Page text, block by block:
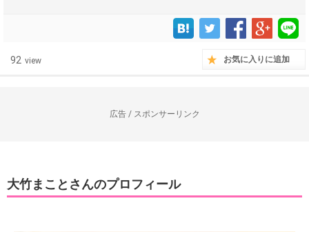
92 view お気に入りに追加
広告 / スポンサーリンク
大竹まことさんのプロフィール